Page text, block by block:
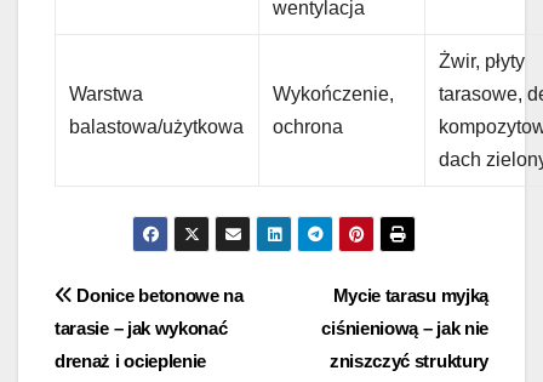
wentylacja
Warstwa
balastowa/użytkowa
Wykończenie,
ochrona
Żwir, płyty
tarasowe,
dach
Nawigacja
wpisu
Mycie tarasu myjką
ciśnieniową – jak nie
zniszczyć struktury
Donice betonowe na
tarasie – jak wykonać
drenaż i ocieplenie